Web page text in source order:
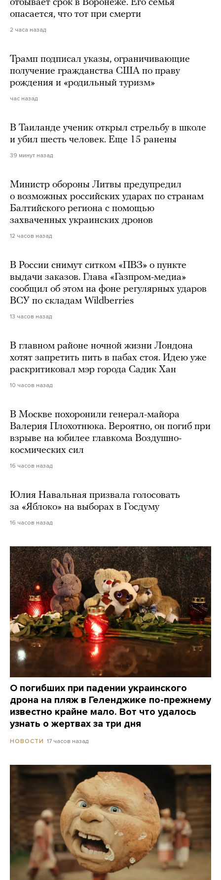
отбывает срок в Воронеже. Его семья
опасается, что тот при смерти
2 часа назад
Трамп подписал указы, ограничивающие
получение гражданства США по праву
рождения и «родильный туризм»
час назад
В Таиланде ученик открыл стрельбу в школе
и убил шесть человек. Еще 15 ранены
39 минут назад
Министр обороны Литвы предупредил
о возможных российских ударах по странам
Балтийского региона с помощью
захваченных украинских дронов
12 часов назад
В России снимут ситком «ПВЗ» о пункте
выдачи заказов. Глава «Газпром-медиа»
сообщил об этом на фоне регулярных ударов
ВСУ по складам Wildberries
13 часов назад
В главном районе ночной жизни Лондона
хотят запретить пить в пабах стоя. Идею уже
раскритиковал мэр города Садик Хан
10 часов назад
В Москве похоронили генерал-майора
Валерия Плохотнюка. Вероятно, он погиб при
взрыве на юбилее главкома Воздушно-
космических сил
16 часов назад
Юлия Навальная призвала голосовать
за «Яблоко» на выборах в Госдуму
16 часов назад
О погибших при падении украинского
дрона на пляж в Геленджике по-прежнему
известно крайне мало. Вот что удалось
узнать о жертвах за три дня
НОВОСТИ 17 часов назад